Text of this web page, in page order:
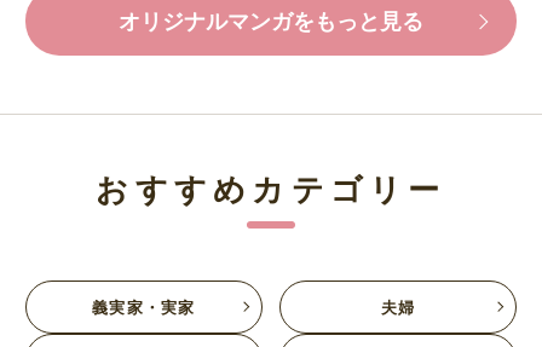
オリジナルマンガをもっと見る
おすすめカテゴリー
義実家・実家 夫婦